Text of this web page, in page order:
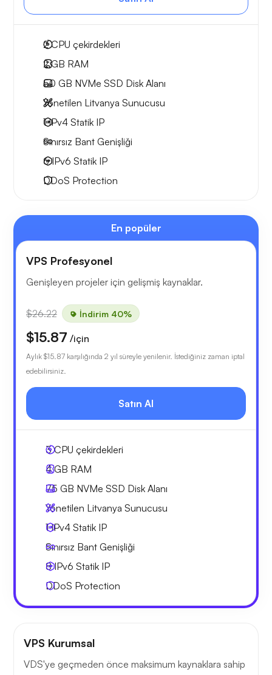
2CPU çekirdekleri
2 GB RAM
50 GB NVMe SSD Disk Alanı
Yönetilen Litvanya Sunucusu
1 IPv4 Statik IP
Sınırsız Bant Genişliği
6 IPv6 Statik IP
DDoS Protection
En popüler
VPS Profesyonel
Genişleyen projeler için gelişmiş kaynaklar.
$26.22 İndirim 40%
$15.87 /için
Aylık $15.87 karşılığında 2 yıl süreyle yenilenir. İstediğiniz zaman iptal
edebilirsiniz.
Satın Al
3CPU çekirdekleri
4 GB RAM
75 GB NVMe SSD Disk Alanı
Yönetilen Litvanya Sunucusu
1 IPv4 Statik IP
Sınırsız Bant Genişliği
8 IPv6 Statik IP
DDoS Protection
VPS Kurumsal
VDS'ye geçmeden önce maksimum kaynaklara sahip